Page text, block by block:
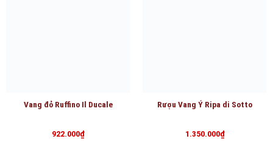
Vang đỏ Ruffino Il Ducale
922.000₫
Rượu Vang Ý Ripa di Sotto
1.350.000₫